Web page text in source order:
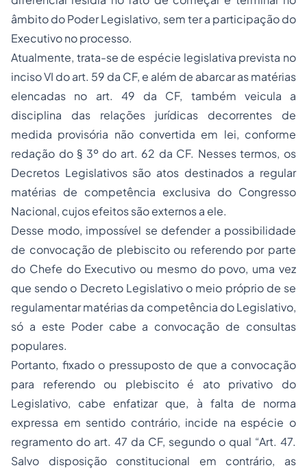
âmbito do Poder Legislativo, sem ter a participação do
Executivo no processo.
Atualmente, trata-se de espécie legislativa prevista no
inciso VI do art. 59 da CF, e além de abarcar as matérias
elencadas no art. 49 da CF, também veicula a
disciplina das relações jurídicas decorrentes de
medida provisória não convertida em lei, conforme
redação do § 3º do art. 62 da CF. Nesses termos, os
Decretos Legislativos são atos destinados a regular
matérias de competência exclusiva do Congresso
Nacional, cujos efeitos são externos a ele.
Desse modo, impossível se defender a possibilidade
de convocação de plebiscito ou referendo por parte
do Chefe do Executivo ou mesmo do povo, uma vez
que sendo o Decreto Legislativo o meio próprio de se
regulamentar matérias da competência do Legislativo,
só a este Poder cabe a convocação de consultas
populares.
Portanto, fixado o pressuposto de que a convocação
para referendo ou plebiscito é ato privativo do
Legislativo, cabe enfatizar que, à falta de norma
expressa em sentido contrário, incide na espécie o
regramento do art. 47 da CF, segundo o qual “Art. 47.
Salvo disposição constitucional em contrário, as